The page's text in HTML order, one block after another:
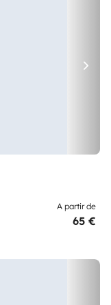
A partir de
65 €